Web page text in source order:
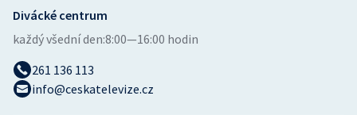
Stolní tenis
Divácké centrum
každý všední den:8:00—16:00 hodin
261 136 113
info@ceskatelevize.cz